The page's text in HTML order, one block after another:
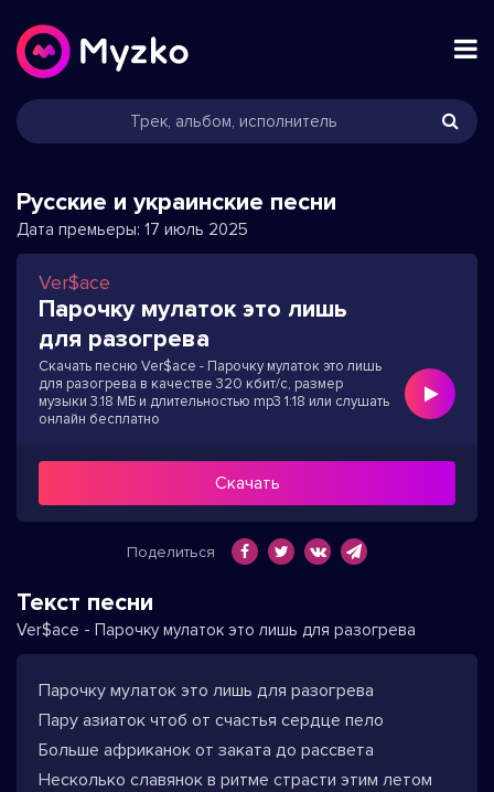
Русские и украинские песни
Дата премьеры: 17 июль 2025
Ver$ace
Парочку мулаток это лишь
для разогрева
Скачать песню Ver$ace - Парочку мулаток это лишь
для разогрева в качестве 320 кбит/с, размер
музыки 3.18 МБ и длительностью mp3 1:18 или слушать
онлайн бесплатно
Скачать
Поделиться
Текст песни
Ver$ace - Парочку мулаток это лишь для разогрева
Парочку мулаток это лишь для разогрева
Пару азиаток чтоб от счастья сердце пело
Больше африканок от заката до рассвета
Несколько славянок в ритме страсти этим летом